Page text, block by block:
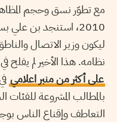
ليكون وزير الاتصال
نظامه. هذا الأخير لم يفلح
على أكثر من منبر اعلامي
بالمطالب المشروعة للفئات
التعاطف وإقناع الناس